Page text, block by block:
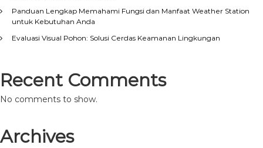
Panduan Lengkap Memahami Fungsi dan Manfaat Weather Station
untuk Kebutuhan Anda
Evaluasi Visual Pohon: Solusi Cerdas Keamanan Lingkungan
Recent Comments
No comments to show.
Archives